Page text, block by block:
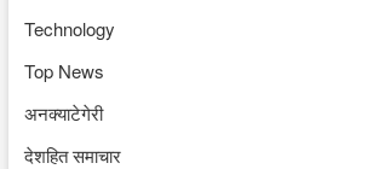
Technology
Top News
अनक्याटेगेरी
देशहित समाचार